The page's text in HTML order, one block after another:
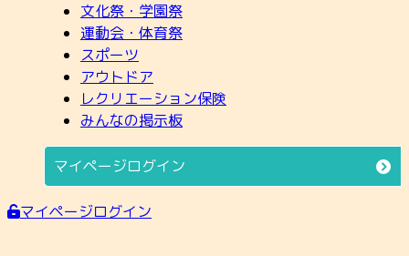
文化祭・学園祭
運動会・体育祭
スポーツ
アウトドア
レクリエーション保険
みんなの掲示板
マイページログイン
マイページログイン